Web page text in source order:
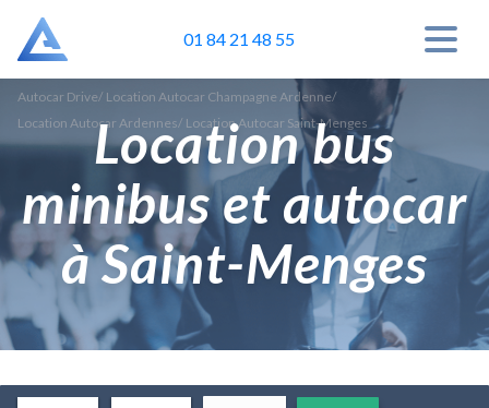
01 84 21 48 55
Autocar Drive/ Location Autocar Champagne Ardenne/
Location Autocar Ardennes/ Location Autocar Saint-Menges
Location bus
minibus et autocar
à Saint-Menges